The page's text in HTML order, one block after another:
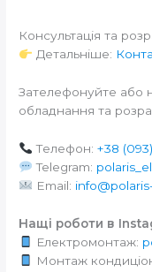
Консультація та
Детальніше:
Зателефонуйте або
обладнання та
Телефон: +38
Telegram:
Email:
Нащі роботи в
Електромонтаж:
Монтаж